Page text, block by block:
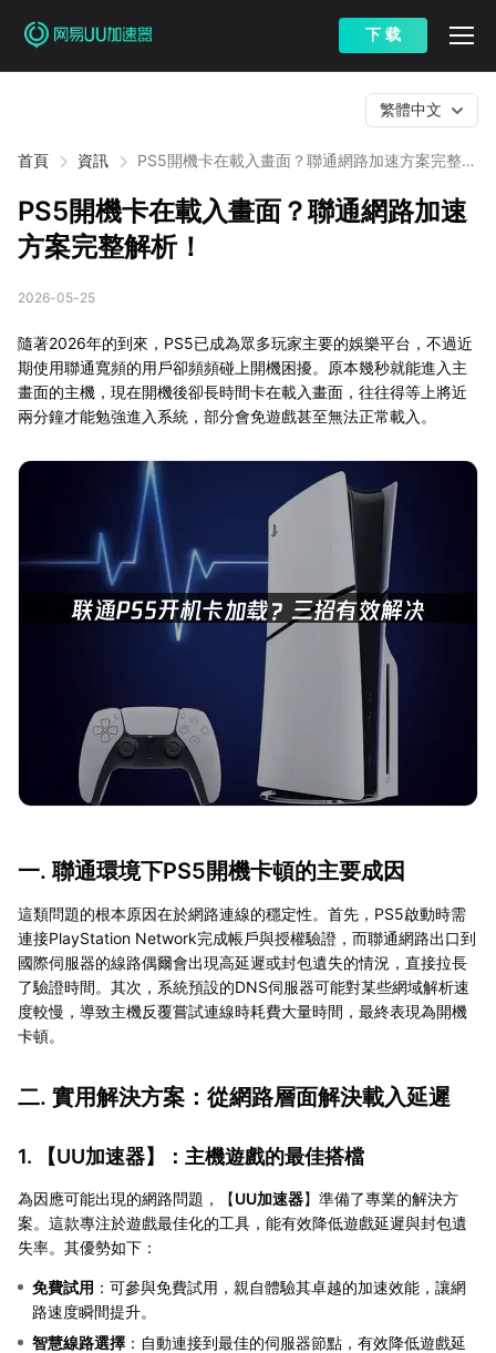
下 载
首頁 資訊
PS5開機卡在載入畫面？聯通網路加速方案完整解
繁體中文
PS5開機卡在載入畫面？聯通網路加速
方案完整解析！
2026-05-25
隨著2026年的到來，PS5已成為眾多玩家主要的娛樂平台，不過近
期使用聯通寬頻的用戶卻頻頻碰上開機困擾。原本幾秒就能進入主
畫面的主機，現在開機後卻長時間卡在載入畫面，往往得等上將近
兩分鐘才能勉強進入系統，部分會免遊戲甚至無法正常載入。
一. 聯通環境下PS5開機卡頓的主要成因
這類問題的根本原因在於網路連線的穩定性。首先，PS5啟動時需
連接PlayStation Network完成帳戶與授權驗證，而聯通網路出口到
國際伺服器的線路偶爾會出現高延遲或封包遺失的情況，直接拉長
了驗證時間。其次，系統預設的DNS伺服器可能對某些網域解析速
度較慢，導致主機反覆嘗試連線時耗費大量時間，最終表現為開機
卡頓。
二. 實用解決方案：從網路層面解決載入延遲
1. 【UU加速器】：主機遊戲的最佳搭檔
為因應可能出現的網路問題，【UU加速器】準備了專業的解決方
案。這款專注於遊戲最佳化的工具，能有效降低遊戲延遲與封包遺
失率。其優勢如下：
免費試用 ：可參與免費試用，親自體驗其卓越的加速效能，讓網
路速度瞬間提升。
智慧線路選擇 ：自動連接到最佳的伺服器節點，有效降低遊戲延